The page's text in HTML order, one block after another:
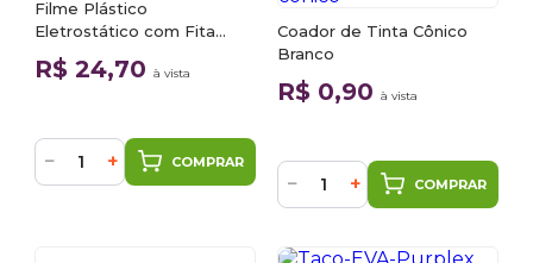
Filme Plástico
Eletrostático com Fita
Crepe 1,1m x 20m Tatu
R$ 24,70 à vista
− + COMPRAR
Coador de Tinta Cônico
Branco
R$ 0,90 à vista
− + COMPRAR